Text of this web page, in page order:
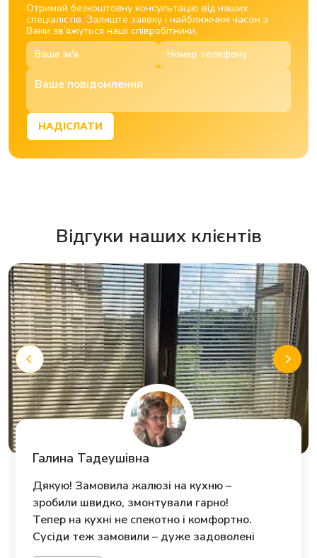
Отримай безкоштовну консультацію від наших
спеціалістів. Залиште заявку і найближчим часом з
Вами зв’яжуться наші співробітники.
НАДІСЛАТИ
Відгуки наших клієнтів
Olga Ivakh
Давно і з задоволенням співпрацюємо з
компанією Артіка.
Пропонують і реалізують всі варіанти
виробів для вікон
Це дуже зручно бо нам потрібно і